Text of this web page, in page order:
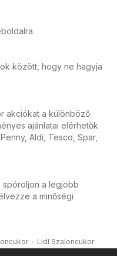
között, hogy ne hagyja
akciókat a különböző
ajánlatai elérhetők
Aldi, Tesco, Spar,
a legjobb
a minőségi
Lidl Szaloncukor